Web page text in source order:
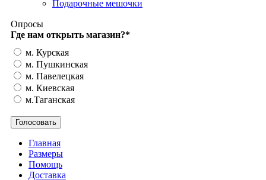
Подарочные мешочки
Опросы
Где нам открыть магазин?*
м. Курская
м. Пушкинская
м. Павелецкая
м. Киевская
м.Таганская
Главная
Размеры
Помощь
Доставка